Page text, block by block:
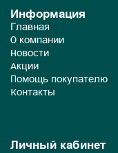
Информация
Главная
О компании
Новости
Акции
Помощь покупателю
Контакты
Личный кабинет